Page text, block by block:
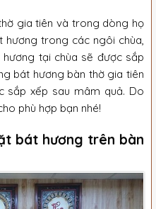
gia tiên và trong dòng họ
trong các ngôi chùa,
tại chùa sẽ được sắp
bát hương bàn thờ gia tiên
sắp xếp sau mâm quả. Do
phù hợp bạn nhé!
bát hương trên bàn